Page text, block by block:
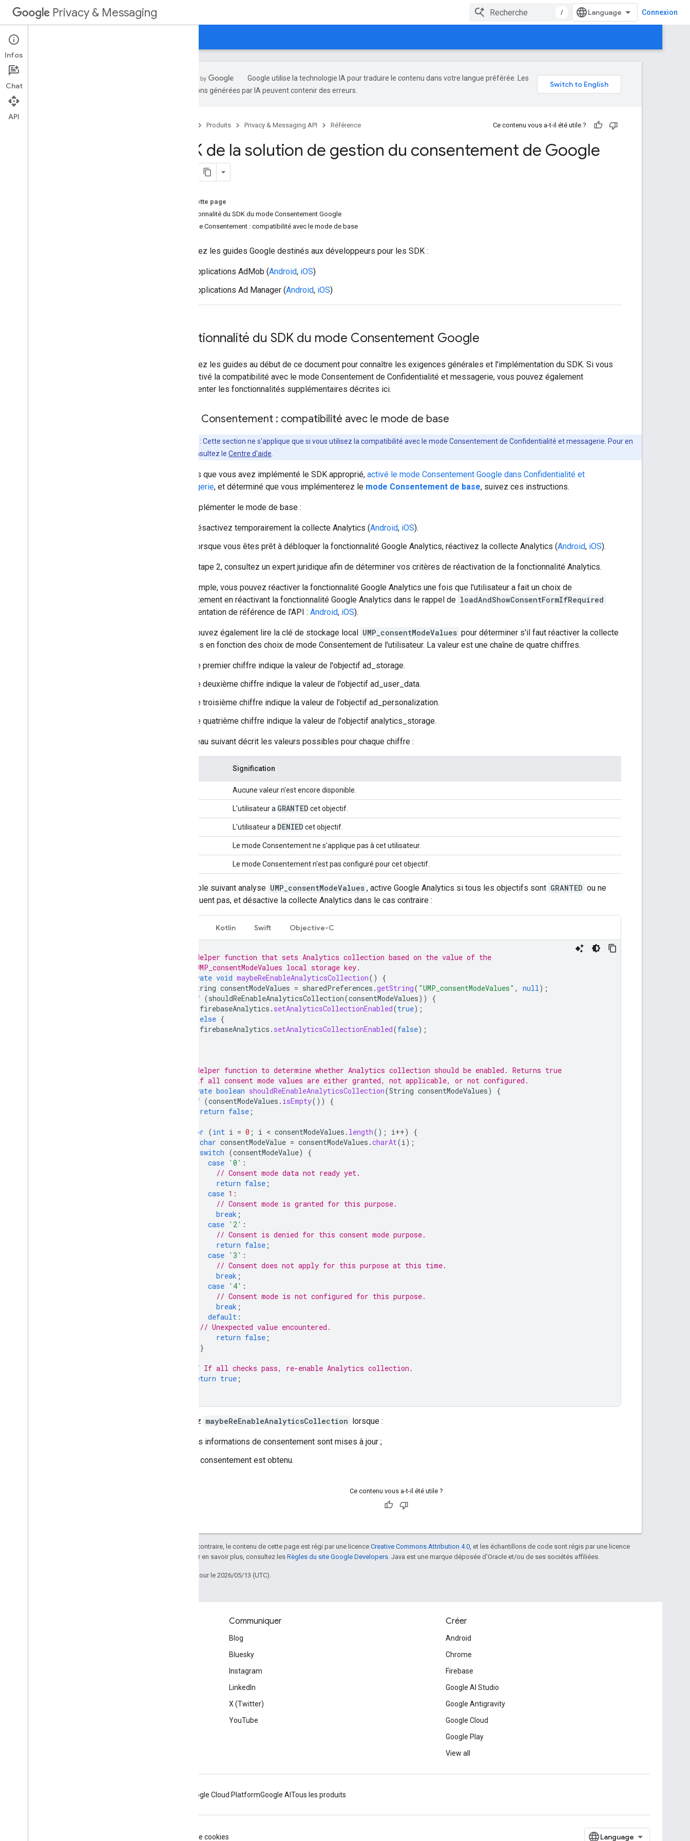
Privacy & Messaging / Connexion
Résumé de l'API Java
SDK Platform de messagerie
Google utilise la technologie IA pour traduire le contenu dans votre langue préférée. Les
traductions générées par IA peuvent contenir des erreurs.
Produits Privacy & Messaging API Référence Ce contenu vous a-t-il été utile ?
SDK de la solution de gestion du consentement de Google
Sur cette page
Fonctionnalité du SDK du mode Consentement Google
Mode Consentement : compatibilité avec le mode de base
Consultez les guides Google destinés aux développeurs pour les SDK :
Applications AdMob (Android, iOS)
Applications Ad Manager (Android, iOS)
Fonctionnalité du SDK du mode Consentement Google
Consultez les guides au début de ce document pour connaître les exigences générales et l'implémentation du SDK. Si vous
avez activé la compatibilité avec le mode Consentement de Confidentialité et messagerie, vous pouvez également
implémenter les fonctionnalités supplémentaires décrites ici.
Mode Consentement : compatibilité avec le mode de base
: Cette section ne s'applique que si vous utilisez la compatibilité avec le mode Consentement de Confidentialité et messagerie. Pour en
savoir plus, consultez le Centre d'aide
Une fois que vous avez implémenté le SDK approprié, activé le mode Consentement Google dans Confidentialité et
messagerie, et déterminé que vous implémenterez le mode Consentement de base, suivez ces instructions.
Pour implémenter le mode de base :
Désactivez temporairement la collecte Analytics (Android, iOS).
Lorsque vous êtes prêt à débloquer la fonctionnalité Google Analytics, réactivez la collecte Analytics (Android, iOS).
Pour l'étape 2, consultez un expert juridique afin de déterminer vos critères de réactivation de la fonctionnalité Analytics.
Par exemple, vous pouvez réactiver la fonctionnalité Google Analytics une fois que l'utilisateur a fait un choix de
consentement en réactivant la fonctionnalité Google Analytics dans le rappel de loadAndShowConsentFormIfRequired
(documentation de référence de l'API : Android, iOS).
Vous pouvez également lire la clé de stockage local UMP_consentModeValues pour déterminer s'il faut réactiver la collecte
Analytics en fonction des choix de mode Consentement de l'utilisateur. La valeur est une chaîne de quatre chiffres.
Le premier chiffre indique la valeur de l'objectif ad_storage.
Le deuxième chiffre indique la valeur de l'objectif ad_user_data.
Le troisième chiffre indique la valeur de l'objectif ad_personalization.
Le quatrième chiffre indique la valeur de l'objectif analytics_storage.
Le tableau suivant décrit les valeurs possibles pour chaque chiffre :
Signification
Aucune valeur n'est encore disponible.
L'utilisateur a GRANTED cet objectif.
L'utilisateur a DENIED cet objectif.
Le mode Consentement ne s'applique pas à cet utilisateur.
Le mode Consentement n'est pas configuré pour cet objectif.
L'exemple suivant analyse UMP_consentModeValues , active Google Analytics si tous les objectifs sont GRANTED ou ne
s'appliquent pas, et désactive la collecte Analytics dans le cas contraire :
Kotlin Swift Objective-C
// Helper function that sets Analytics collection based on the value of the
// UMP_consentModeValues local storage key.
private void maybeReEnableAnalyticsCollection()
{
String consentModeValues = sharedPreferences .getString( "UMP_consentModeValues" , null);
if (shouldReEnableAnalyticsCollection(consentModeValues))
{
firebaseAnalytics . setAnalyticsCollectionEnabled(true);
else {
firebaseAnalytics . setAnalyticsCollectionEnabled(false);
// Helper function to determine whether Analytics collection should be enabled. Returns true
// if all consent mode values are either granted, not applicable, or not configured.
private boolean shouldReEnableAnalyticsCollection(String consentModeValues)
{
if (consentModeValues . isEmpty())
{
return false ;
for (int i = 0 ; i < consentModeValues . length(); i++)
{
char consentModeValue = consentModeValues .charAt(i);
switch (consentModeValue)
{
case '0' :
// Consent mode data not ready yet.
return false ;
case 1 :
// Consent mode is granted for this purpose.
break ;
case '2' :
// Consent is denied for this consent mode purpose.
return false ;
case '3' :
// Consent does not apply for this purpose at this time.
break ;
case '4' :
// Consent mode is not configured for this purpose.
break ;
default :
// Unexpected value encountered.
return false ;
}
// If all checks pass, re-enable Analytics collection.
return true ;
Appelez maybeReEnableAnalyticsCollection lorsque :
les informations de consentement sont mises à jour ;
le consentement est obtenu.
Ce contenu vous a-t-il été utile ?
Sauf indication contraire, le contenu de cette page est régi par une licence Creative Commons Attribution 4.0 , et les échantillons de code sont régis par une licence
. Pour en savoir plus, consultez les Règles du site Google Developers . Java est une marque déposée d'Oracle et/ou de ses sociétés affiliées.
Dernière mise à jour le 2026/05/13 (UTC).
Communiquer
Blog
Bluesky
Instagram
LinkedIn
X (Twitter)
YouTube
Créer
Android
Chrome
Firebase
Google AI Studio
Google Antigravity
Google Cloud
Google Play
View all
Google Cloud PlatformGoogle AI Tous les produits
Manage cookies
Infos
Chat
API